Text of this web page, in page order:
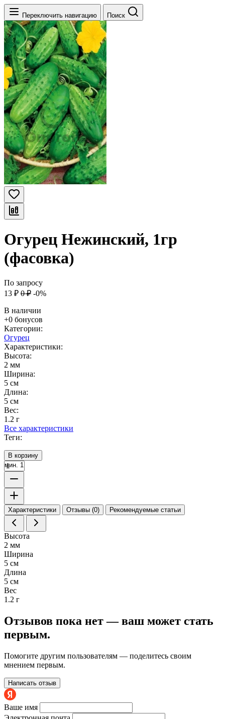
Переключить навигацию Поиск
Огурец Нежинский, 1гр
(фасовка)
По запросу
13 ₽ 0 ₽ -0%
В наличии
+0 бонусов
Категории:
Огурец
Характеристики:
Высота:
2 мм
Ширина:
5 см
Длина:
5 см
Вес:
1.2 г
Все характеристики
Теги:
В корзину
мин. 1
Характеристики Отзывы (0) Рекомендуемые статьи
Высота
2 мм
Ширина
5 см
Длина
5 см
Вес
1.2 г
Отзывов пока нет — ваш может стать
первым.
Помогите другим пользователям — поделитесь своим
мнением первым.
Написать отзыв
Ваше имя